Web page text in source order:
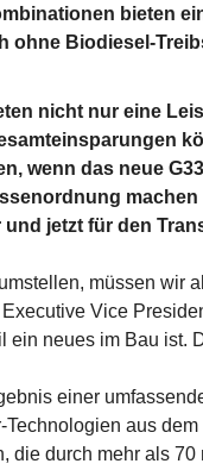
bieten
ohne Biodiesel-
nicht nur eine
wenn das neue
jetzt für den
müssen wir
Vice
neues im Bau ist.
einer
Technologien aus
die durch mehr als